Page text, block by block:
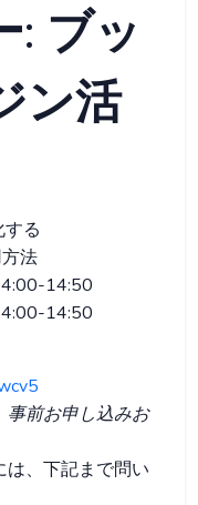
: ブッ
ン活
る
法
14:50
14:50
事前お申し込みお
は、下記まで問い